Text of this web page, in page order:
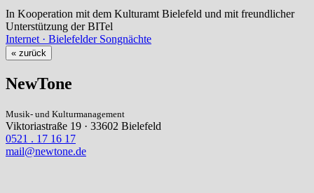
In Kooperation mit dem Kulturamt Bielefeld und mit freundlicher
Unterstützung der BITel
Internet · Bielefelder Songnächte
« zurück
NewTone
Musik- und Kulturmanagement
Viktoriastraße 19 · 33602 Bielefeld
0521 . 17 16 17
mail@newtone.de